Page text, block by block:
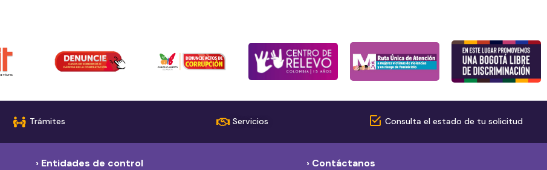
Trámites Servicios Consulta el estado de tu solicitud
› Entidades de control › Contáctanos